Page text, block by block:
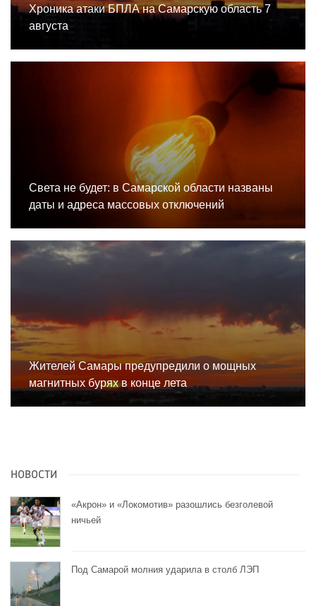
Хроника атаки БПЛА на Самарскую область 7
августа
Света не будет: в Самарской области названы
даты и адреса массовых отключений
Жителей Самары предупредили о мощных
магнитных бурях в конце лета
НОВОСТИ
«Акрон» и «Локомотив» разошлись безголевой
ничьей
Под Самарой молния ударила в столб ЛЭП